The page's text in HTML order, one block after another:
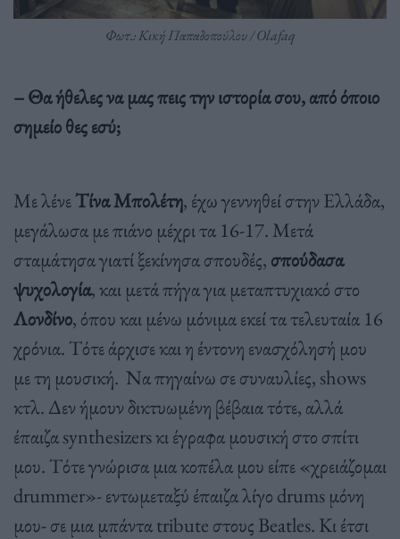
Φωτ.: Κική Παπαδοπούλου / Olafaq
– Θα ήθελες να μας πεις την ιστορία σου, από όποιο
σημείο θες εσύ;
Με λένεΤίνα Μπολέτη, έχω γεννηθεί στην Ελλάδα,
μεγάλωσα με πιάνο μέχρι τα 16-17. Μετά
σταμάτησα γιατί ξεκίνησα σπουδές, σπούδασα
ψυχολογία, και μετά πήγα για μεταπτυχιακό στο
Λονδίνο, όπου και μένω μόνιμα εκεί τα τελευταία 16
χρόνια. Τότε άρχισε και η έντονη ενασχόλησή μου
με τη μουσική. Να πηγαίνω σε συναυλίες, shows
κτλ. Δεν ήμουν δικτυωμένη βέβαια τότε, αλλά
έπαιζα synthesizers κι έγραφα μουσική στο σπίτι
μου. Τότε γνώρισα μια κοπέλα μου είπε «χρειάζομαι
drummer»- εντωμεταξύ έπαιζα λίγο drums μόνη
μου- σε μια μπάντα tribute στους Beatles. Κι έτσι